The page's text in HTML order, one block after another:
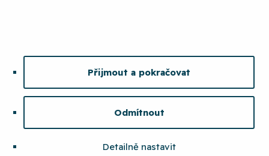
Přijmout a pokračovat
Odmítnout
Detailně nastavit
ETICKÝ KODEX
MAPA STRÁNEK